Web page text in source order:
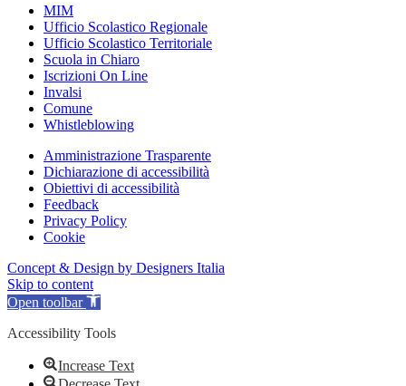
MIM
Ufficio Scolastico Regionale
Ufficio Scolastico Territoriale
Scuola in Chiaro
Iscrizioni On Line
Invalsi
Comune
Whistleblowing
Amministrazione Trasparente
Dichiarazione di accessibilità
Obiettivi di accessibilità
Feedback
Privacy Policy
Cookie
Concept & Design by Designers Italia
Skip to content
Open toolbar
Accessibility Tools
Increase Text